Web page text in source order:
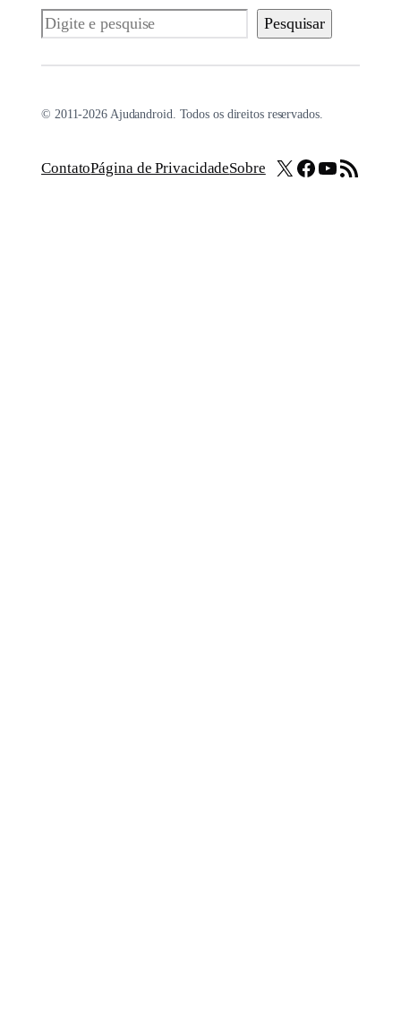
Pesquisar Pesquisar
© 2011-2026 Ajudandroid. Todos os direitos reservados.
ContatoPágina de PrivacidadeSobre X Facebook
Youtube
Feed RSS